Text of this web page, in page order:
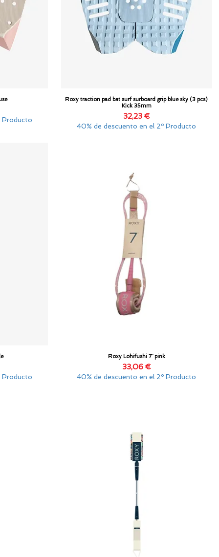
Producto
Vista rápida
Roxy traction pad bat surf surboard grip blue sky (3 pcs)
Kick 35mm
Precio
32,23 €
40% de descuento en el 2º Producto
Producto
Vista rápida
Roxy Lohifushi 7¨ pink
Precio
33,06 €
40% de descuento en el 2º Producto